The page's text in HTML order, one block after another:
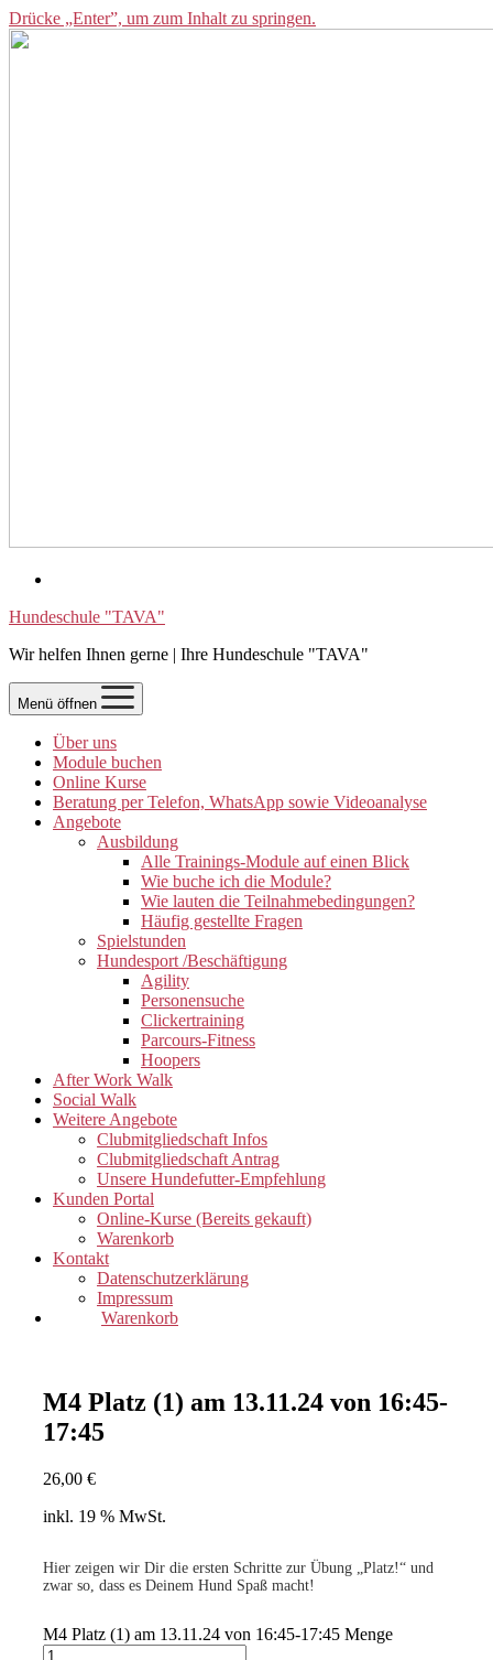
Drücke „Enter”, um zum Inhalt zu springen.
Hundeschule "TAVA"
Wir helfen Ihnen gerne | Ihre Hundeschule "TAVA"
Menü öffnen
Über uns
Module buchen
Online Kurse
Beratung per Telefon, WhatsApp sowie Videoanalyse
Angebote
Ausbildung
Alle Trainings-Module auf einen Blick
Wie buche ich die Module?
Wie lauten die Teilnahmebedingungen?
Häufig gestellte Fragen
Spielstunden
Hundesport /Beschäftigung
Agility
Personensuche
Clickertraining
Parcours-Fitness
Hoopers
After Work Walk
Social Walk
Weitere Angebote
Clubmitgliedschaft Infos
Clubmitgliedschaft Antrag
Unsere Hundefutter-Empfehlung
Kunden Portal
Online-Kurse (Bereits gekauft)
Warenkorb
Kontakt
Datenschutzerklärung
Impressum
Warenkorb
M4 Platz (1) am 13.11.24 von 16:45-
17:45
26,00 €
inkl. 19 % MwSt.
Hier zeigen wir Dir die ersten Schritte zur Übung „Platz!“ und
zwar so, dass es Deinem Hund Spaß macht!
.
M4 Platz (1) am 13.11.24 von 16:45-17:45 Menge